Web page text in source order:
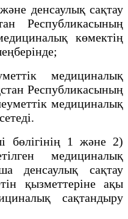
денсаулық сақтау
Республикасының
көмектің
медициналық
Республикасының
медициналық
1 және 2)
медициналық
денсаулық сақтау
қызметтеріне ақы
сақтандыру